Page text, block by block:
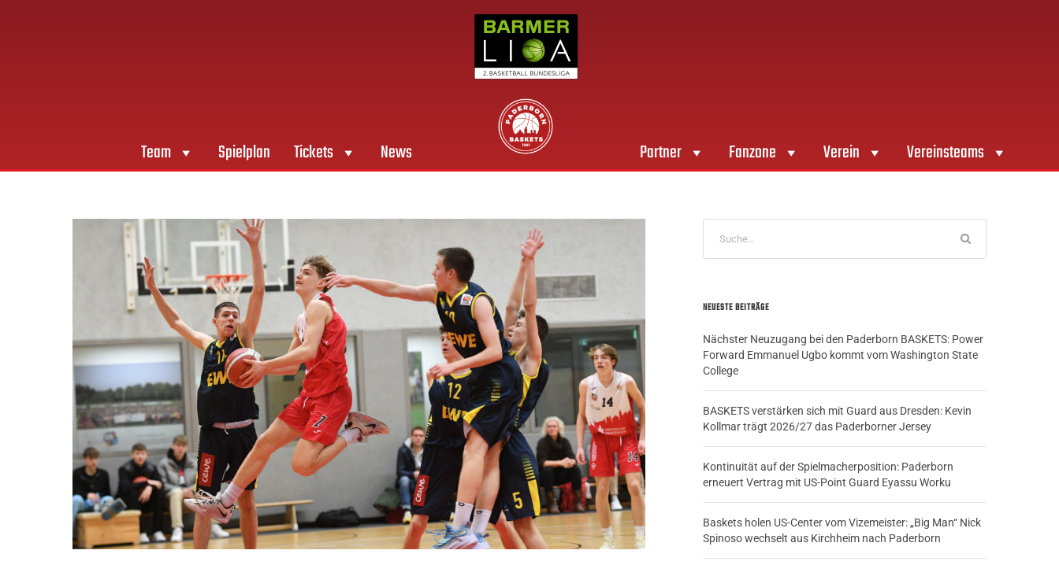
Team Spielplan Tickets News Partner Fanzone Verein Vereinsteams
NEUESTE BEITRÄGE
Nächster Neuzugang bei den Paderborn BASKETS: Power
Forward Emmanuel Ugbo kommt vom Washington State
College
BASKETS verstärken sich mit Guard aus Dresden: Kevin
Kollmar trägt 2026/27 das Paderborner Jersey
Kontinuität auf der Spielmacherposition: Paderborn
erneuert Vertrag mit US-Point Guard Eyassu Worku
Baskets holen US-Center vom Vizemeister: „Big Man“ Nick
Spinoso wechselt aus Kirchheim nach Paderborn